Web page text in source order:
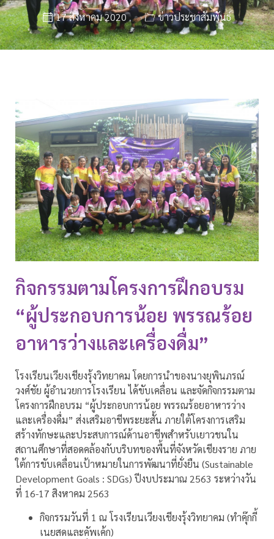
17 สิงหาคม 2020 ข่าวประชาสัมพันธ์
กิจกรรมตามโครงการฝึกอบรม
“ผู้ประกอบการน้อย พรรณร้อย
อาหารว่างและเครื่องดื่ม”
โรงเรียนเวียงเชียงรุ้งวิทยาคม โดยการนำของนางยุพินภรณ์
วงศ์ชัย ผู้อำนวยการโรงเรียน ได้ขับเคลื่อน และจัดกิจกรรมตาม
โครงการฝึกอบรม “ผู้ประกอบการน้อย พรรณร้อยอาหารว่าง
และเครื่องดื่ม” ส่งเสริมอาชีพระยะสั้น ภายใต้โครงการเสริม
สร้างทักษะและประสบการณ์ด้านอาชีพสำหรับเยาวชนใน
สถานศึกษาที่สอดคล้องกับบริบทของพื้นที่จังหวัดเชียงราย ภาย
ใต้การขับเคลื่อนเป้าหมายในการพัฒนาที่ยั่งยืน (Sustainable
Development Goals : SDGs) ปีงบประมาณ 2563 ระหว่างวัน
ที่ 16-17 สิงหาคม 2563
กิจกรรมวันที่ 1 ณ โรงเรียนเวียงเชียงรุ้งวิทยาคม (ทำคุ๊กกี้
เนยสดและคัพเค้ก)